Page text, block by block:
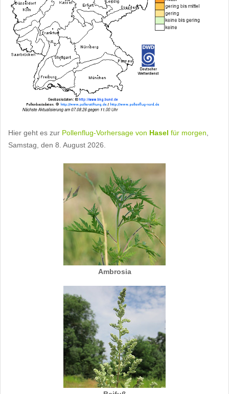
Hier geht es zur Pollenflug-Vorhersage von Hasel für morgen
Samstag, den 8. August 2026.
Ambrosia